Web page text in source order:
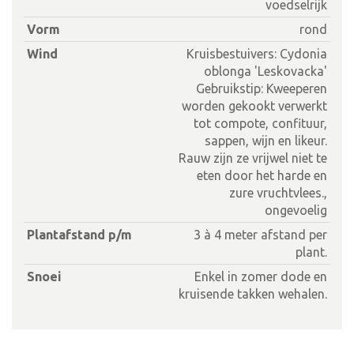
voedselrijk
Vorm
rond
Wind
Kruisbestuivers: Cydonia
oblonga 'Leskovacka'
Gebruikstip: Kweeperen
worden gekookt verwerkt
tot compote, confituur,
sappen, wijn en likeur.
Rauw zijn ze vrijwel niet te
eten door het harde en
zure vruchtvlees.,
ongevoelig
Plantafstand p/m
3 à 4 meter afstand per
plant.
Snoei
Enkel in zomer dode en
kruisende takken wehalen.